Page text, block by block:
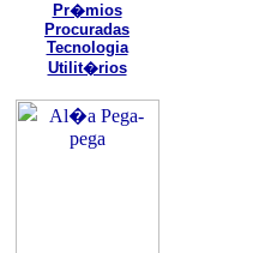
Pr�mios
Procuradas
Tecnologia
Utilit�rios